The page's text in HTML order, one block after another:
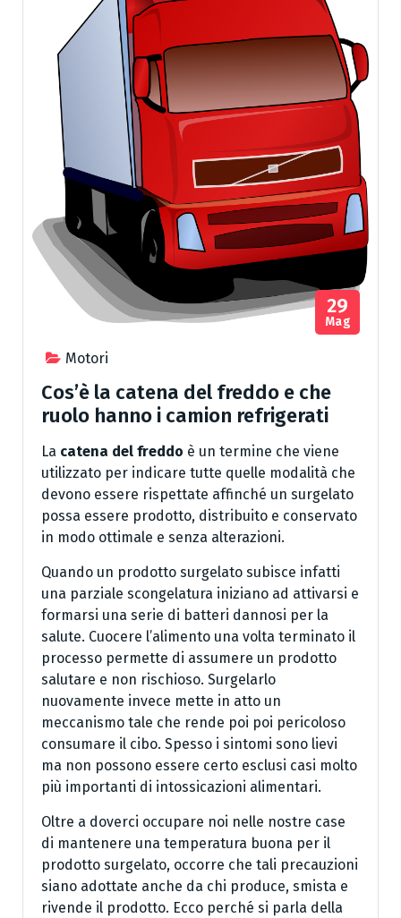
Motori
29
Mag
Cos’è la catena del freddo e che
ruolo hanno i camion refrigerati
La catena del freddo è un termine che viene
utilizzato per indicare tutte quelle modalità che
devono essere rispettate affinché un surgelato
possa essere prodotto, distribuito e conservato
in modo ottimale e senza alterazioni.
Quando un prodotto surgelato subisce infatti
una parziale scongelatura iniziano ad attivarsi e
formarsi una serie di batteri dannosi per la
salute. Cuocere l’alimento una volta terminato il
processo permette di assumere un prodotto
salutare e non rischioso. Surgelarlo
nuovamente invece mette in atto un
meccanismo tale che rende poi poi pericoloso
consumare il cibo. Spesso i sintomi sono lievi
ma non possono essere certo esclusi casi molto
più importanti di intossicazioni alimentari.
Oltre a doverci occupare noi nelle nostre case
di mantenere una temperatura buona per il
prodotto surgelato, occorre che tali precauzioni
siano adottate anche da chi produce, smista e
rivende il prodotto. Ecco perché si parla della